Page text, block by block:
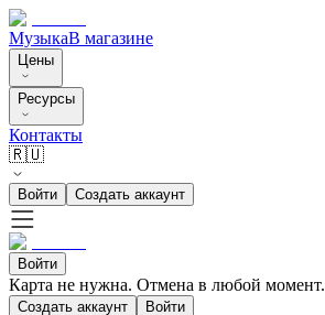
МузыкаВ магазине
Цены
Ресурсы
Контакты
🇷🇺
Войти Создать аккаунт
Войти
Карта не нужна. Отмена в любой момент.
Создать аккаунт Войти